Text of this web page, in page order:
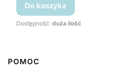
Do koszyka
Dostępność: duża ilość
Linki w stopce
POMOC